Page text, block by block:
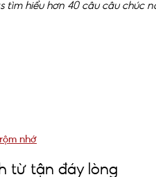
hiểu hơn 40 câu câu chúc
nhớ
từ tận đáy lòng